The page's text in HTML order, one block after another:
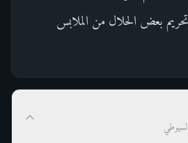
بعض الحلال من الملابس